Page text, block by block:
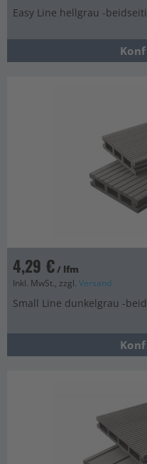
Easy Line hellgrau -
4,29 €/ lfm
Inkl. MwSt., zzgl. Versand
Small Line dunkelgrau -